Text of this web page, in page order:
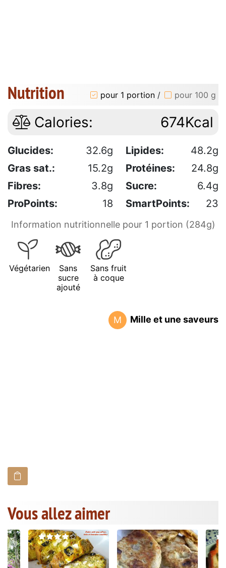
Nutrition pour 1 portion / pour 100 g
Calories: 674Kcal
Glucides: 32.6g Lipides:
48.2g
Gras sat.:
15.2g Protéines:
24.8g
Fibres:
3.8g Sucre:
6.4g
ProPoints:
18 SmartPoints: 23
Information nutritionnelle pour 1 portion (284g)
Végétarien
Sans
sucre
ajouté
Sans fruit
à coque
M Mille et une saveurs
Vous allez aimer